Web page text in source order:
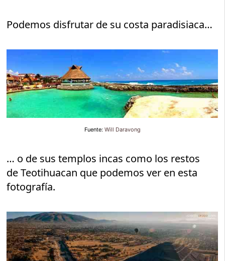
Podemos disfrutar de su costa paradisiaca…
Fuente: Will Daravong
… o de sus templos incas como los restos
de Teotihuacan que podemos ver en esta
fotografía.